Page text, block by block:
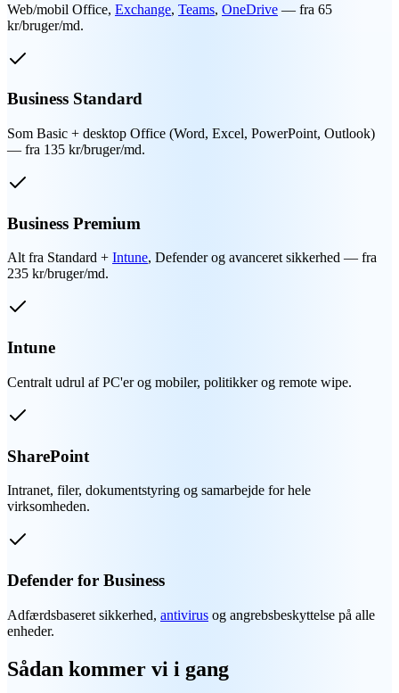
Web/mobil Office, Exchange, Teams, OneDrive — fra 65
kr/bruger/md.
Business Standard
Som Basic + desktop Office (Word, Excel, PowerPoint, Outlook)
— fra 135 kr/bruger/md.
Business Premium
Alt fra Standard + Intune, Defender og avanceret sikkerhed — fra
235 kr/bruger/md.
Intune
Centralt udrul af PC'er og mobiler, politikker og remote wipe.
SharePoint
Intranet, filer, dokumentstyring og samarbejde for hele
virksomheden.
Defender for Business
Adfærdsbaseret sikkerhed, antivirus og angrebsbeskyttelse på alle
enheder.
Sådan kommer vi i gang